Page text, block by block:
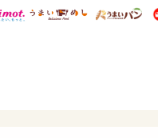
ぴあ総研 ディズニー特集
mimot. うまいめし